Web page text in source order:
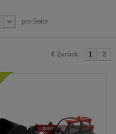
pro Seite
Zurück 1 2